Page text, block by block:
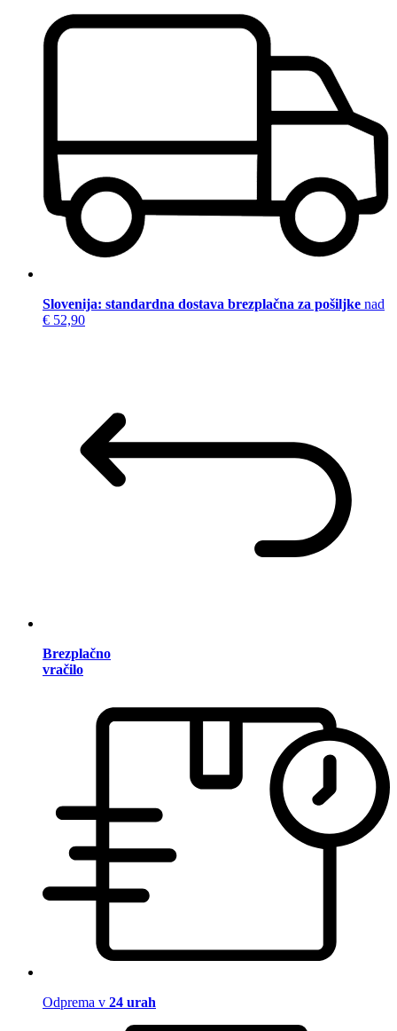
Slovenija: standardna dostava brezplačna za pošiljke nad
€ 52,90
Brezplačno
vračilo
Odprema v 24 urah